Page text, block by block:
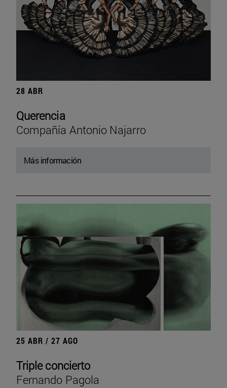
28 ABR
Querencia
Compañía Antonio Najarro
Más información
25 ABR / 27 AGO
Triple concierto
Fernando Pagola